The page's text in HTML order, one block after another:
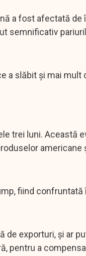
a fost afectată de
semnificativ
a slăbit și mai mult
trei luni. Această
americane
fiind confruntată
de exporturi, și ar
pentru a